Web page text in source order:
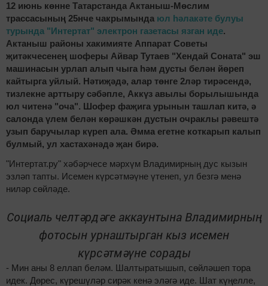
12 июнь көнне Татарстанда Актаныш-Мөслим
трассасының 25нче чакрымында юл һәлакәте булуы
турында "Интертат" электрон газетасы язган иде.
Актаныш районы хакимияте Аппарат Советы
җитәкчесенең шоферы Айвар Тутаев "Хендай Соната" эш
машинасын урлап алып чыга һәм дусты белән йөреп
кайтырга уйлый. Нәтиҗәдә, алар төнге 2ләр тирәсендә,
тизлекне арттыру сәбәпле, Аккүз авылы борылышында
юл читенә "оча". Шофер фаҗига урынын ташлап китә, ә
салонда үлем белән көрәшкән дустын очраклы рәвештә
узып баручылар күреп ала. Әмма егетне коткарып калып
булмый, ул хастахәнәдә җан бирә.
"Интертат.ру" хәбәрчесе мәрхүм Владимирның дус кызын
эзләп тапты. Исемен күрсәтмәүне үтенеп, ул безгә менә
ниләр сөйләде.
Социаль челтәрдәге аккаунтына Владимирның
фотосын урнаштырган кыз исемен
күрсәтмәүне сорады
- Мин аны 8 еллап беләм. Шалтыратышып, сөйләшеп тора
идек. Дөрес, күрешүләр сирәк кенә эләгә иде. Шат күңелле,